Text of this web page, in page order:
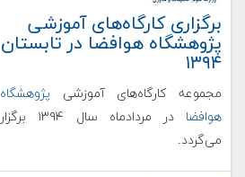
برگزاری کارگاه‌های آموزشی
پژوهشگاه هوافضا در تابستان
۱۳۹۴
مجموعه کارگاه‌های آموزشی پژوهشگاه
هوافضا
در مردادماه سال ۱۳۹۴ برگزار
می‌گردد.